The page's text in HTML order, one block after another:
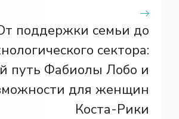
поддержки семьи до
сектора:
путь Фабиолы Лобо и
для женщин
Коста-Рики